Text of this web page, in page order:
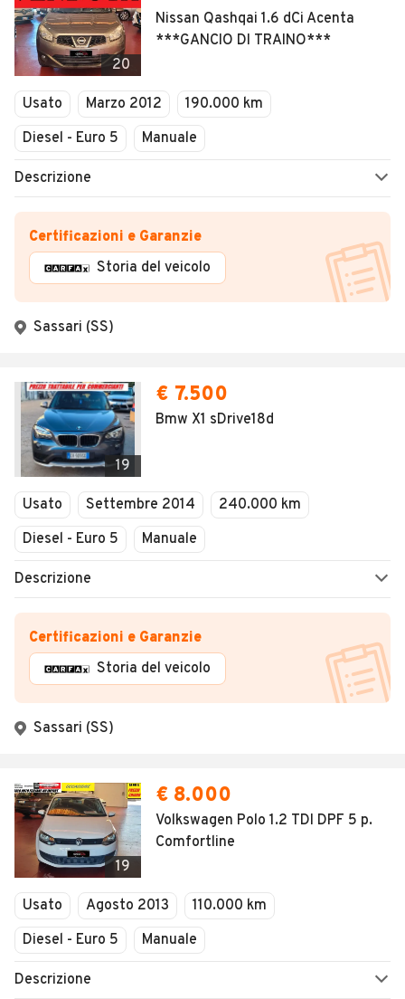
20
Nissan Qashqai 1.6 dCi Acenta
***GANCIO DI TRAINO***
Usato Marzo 2012
190.000 km
Diesel - Euro 5
Manuale
Descrizione
Certificazioni e Garanzie
Storia del veicolo
Sassari (SS)
19
€ 7.500
Bmw X1 sDrive18d
Usato Settembre 2014
240.000 km
Diesel - Euro 5
Manuale
Descrizione
Certificazioni e Garanzie
Storia del veicolo
Sassari (SS)
19
€ 8.000
Volkswagen Polo 1.2 TDI DPF 5 p.
Comfortline
Usato Agosto 2013
110.000 km
Diesel - Euro 5
Manuale
Descrizione